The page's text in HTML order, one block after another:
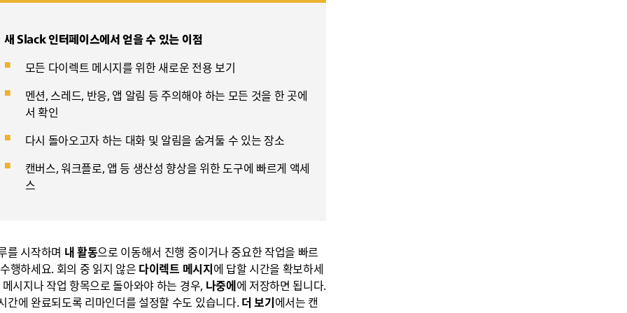
새 Slack 인터페이스에서 얻을 수 있는 이점
모든 다이렉트 메시지를 위한 새로운 전용 보기
멘션, 스레드, 반응, 앱 알림 등 주의해야 하는 모든 것을 한 곳에
서 확인
다시 돌아오고자 하는 대화 및 알림을 숨겨둘 수 있는 장소
캔버스, 워크플로, 앱 등 생산성 향상을 위한 도구에 빠르게 액세
스
를 시작하며 내 활동으로 이동해서 진행 중이거나 중요한 작업을 빠르
행하세요. 회의 중 읽지 않은 다이렉트 메시지에 답할 시간을 확보하세
메시지나 작업 항목으로 돌아와야 하는 경우, 나중에에 저장하면 됩니다.
간에 완료되도록 리마인더를 설정할 수도 있습니다. 더 보기에서는 캔